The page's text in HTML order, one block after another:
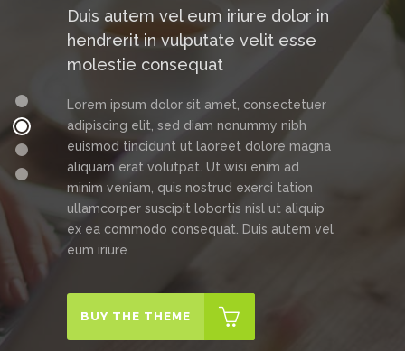
Duis autem vel eum iriure dolor in
hendrerit in vulputate velit esse
molestie consequat
Lorem ipsum dolor sit amet, consectetuer
adipiscing elit, sed diam nonummy nibh
euismod tincidunt ut laoreet dolore magna
aliquam erat volutpat. Ut wisi enim ad
minim veniam, quis nostrud exerci tation
ullamcorper suscipit lobortis nisl ut aliquip
ex ea commodo consequat. Duis autem vel
eum iriure
BUY THE THEME